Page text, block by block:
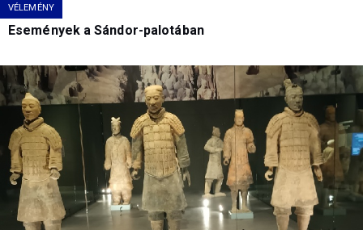
VÉLEMÉNY
Események a Sándor-palotában